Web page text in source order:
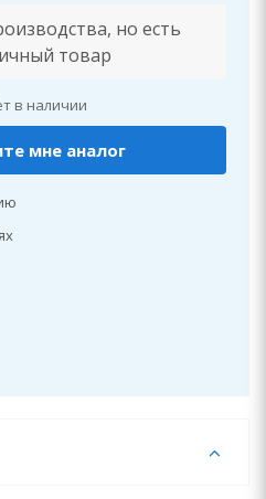
но есть
товар
в наличии
мне аналог